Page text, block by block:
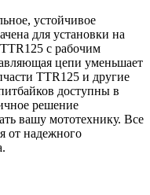
устойчивое
для установки на
с рабочим
цепи уменьшает
TTR125 и другие
доступны в
решение
вашу мототехнику. Все
от надежного